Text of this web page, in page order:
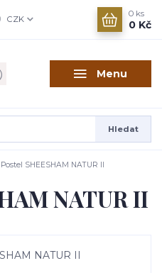
Menu
CZK
Hledat
0 ks
0 Kč
Postel SHEESHAM NATUR II
NATUR II